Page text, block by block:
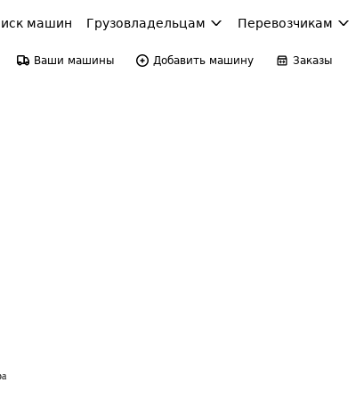
машин Грузовладельцам Перевозчикам
Ваши машины Добавить машину Заказы